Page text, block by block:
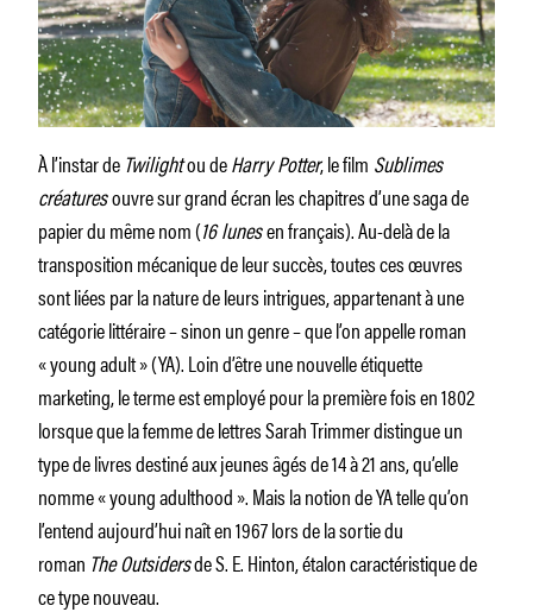
À l’instar de Twilightou deHarry Potter, le film Sublimes
créaturesouvre sur grand écran les chapitres d’une saga de
papier du même nom (16 lunesen français). Au-delà de la
transposition mécanique de leur succès, toutes ces œuvres
sont liées par la nature de leurs intrigues, appartenant à une
catégorie littéraire – sinon un genre – que l’on appelle roman
« young adult » (YA). Loin d’être une nouvelle étiquette
marketing, le terme est employé pour la première fois en 1802
lorsque que la femme de lettres Sarah Trimmer distingue un
type de livres destiné aux jeunes âgés de 14 à 21 ans, qu’elle
nomme « young adulthood ». Mais la notion de YA telle qu’on
l’entend aujourd’hui naît en 1967 lors de la sortie du
roman The Outsidersde S. E. Hinton, étalon caractéristique de
ce type nouveau.